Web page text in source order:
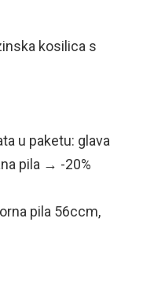
kosilica s
u paketu: glava
pila → -20%
pila 56ccm,